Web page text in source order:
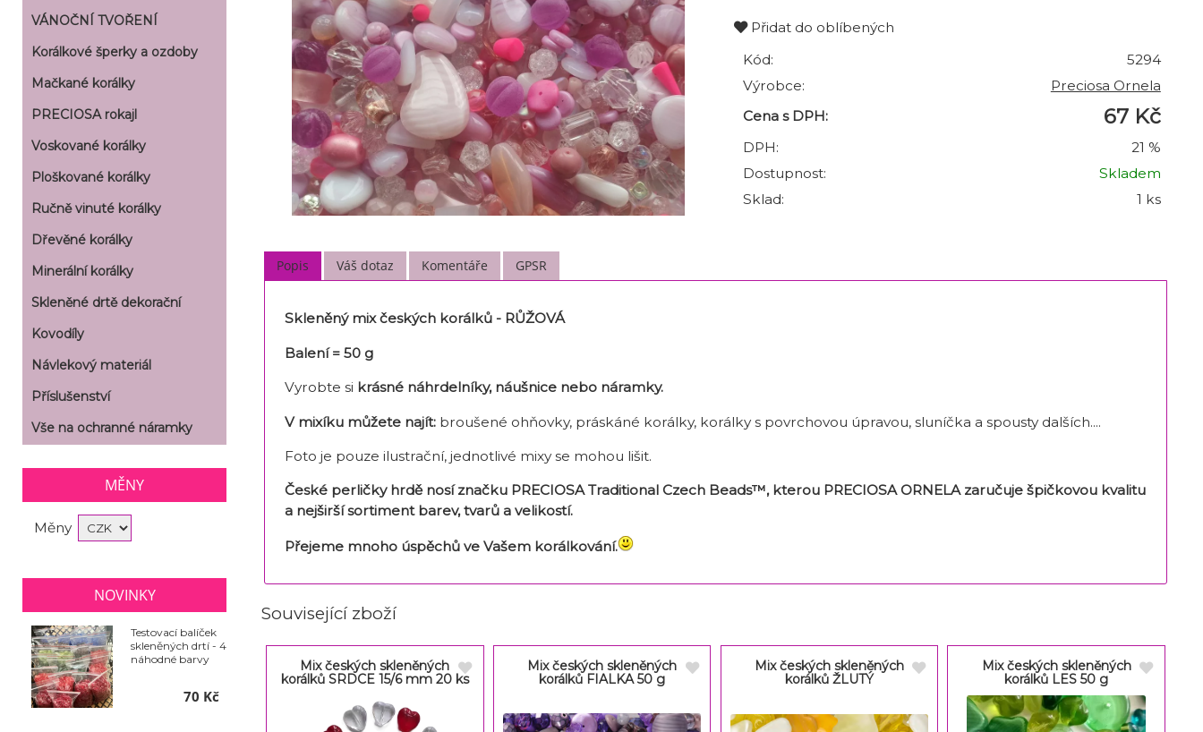
Přidat do oblíbených
Kód:
5294
Výrobce:
Preciosa Ornela
Cena s DPH:
67 Kč
DPH:
21 %
Dostupnost:
Skladem
Sklad:
1 ks
Popis Váš dotaz Komentáře GPSR
Skleněný mix českých korálků - RŮŽOVÁ
Balení = 50 g
Vyrobte si krásné náhrdelníky, náušnice nebo náramky.
V mixíku můžete najít: broušené ohňovky, práskáné korálky, korálky s povrchovou úpravou, sluníčka a spousty dalších....
Foto je pouze ilustrační, jednotlivé mixy se mohou lišit.
České perličky hrdě nosí značku PRECIOSA Traditional Czech Beads™, kterou PRECIOSA ORNELA zaručuje špičkovou kvalitu
a nejširší sortiment barev, tvarů a velikostí.
Přejeme mnoho úspěchů ve Vašem korálkování.
Související zboží
Mix českých skleněných
korálků SRDCE 15/6 mm 20 ks
Mix českých skleněných
korálků FIALKA 50 g
Mix českých skleněných
korálků ŽLUTÝ
Mix českých skleněných
korálků LES 50 g
VÁNOČNÍ TVOŘENÍ
Korálkové šperky a ozdoby
Mačkané korálky
PRECIOSA rokajl
Voskované korálky
Ploškované korálky
Ručně vinuté korálky
Dřevěné korálky
Minerální korálky
Skleněné drtě dekorační
Kovodíly
Návlekový materiál
Příslušenství
Vše na ochranné náramky
MĚNY
Měny
NOVINKY
Testovací balíček
skleněných drtí - 4
náhodné barvy
70 Kč